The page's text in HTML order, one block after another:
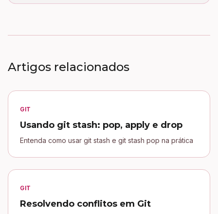
Artigos relacionados
GIT
Usando git stash: pop, apply e drop
Entenda como usar git stash e git stash pop na prática
GIT
Resolvendo conflitos em Git